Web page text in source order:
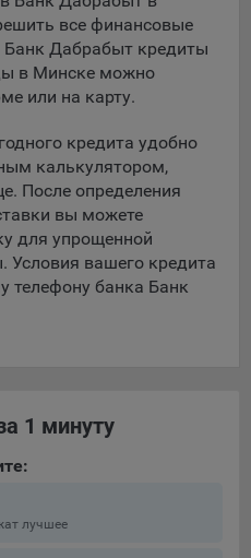
работы
например, для настройки
собирают информацию о
информацию о
и других местных
образом
например
Данные файлы cookie
пользователь
Обществу вносить в них
при использовании
есть возможность
использования
информацию для
все финансовые
Дабрабыт кредиты
в Минске можно
или на карту.
кредита удобно
калькулятором,
После определения
вы можете
для упрощенной
вашего кредита
телефону банка Банк
1 минуту
лучшее